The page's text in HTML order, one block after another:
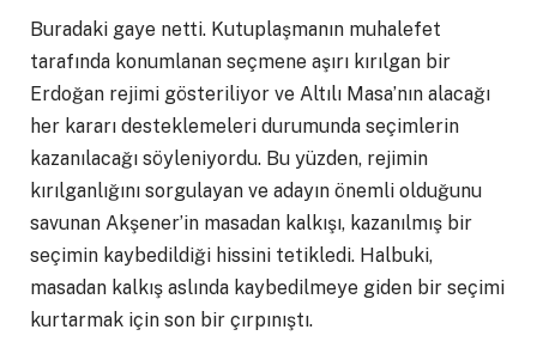
Buradaki gaye netti. Kutuplaşmanın muhalefet
tarafında konumlanan seçmene aşırı kırılgan bir
Erdoğan rejimi gösteriliyor ve Altılı Masa’nın alacağı
her kararı desteklemeleri durumunda seçimlerin
kazanılacağı söyleniyordu. Bu yüzden, rejimin
kırılganlığını sorgulayan ve adayın önemli olduğunu
savunan Akşener’in masadan kalkışı, kazanılmış bir
seçimin kaybedildiği hissini tetikledi. Halbuki,
masadan kalkış aslında kaybedilmeye giden bir seçimi
kurtarmak için son bir çırpınıştı.